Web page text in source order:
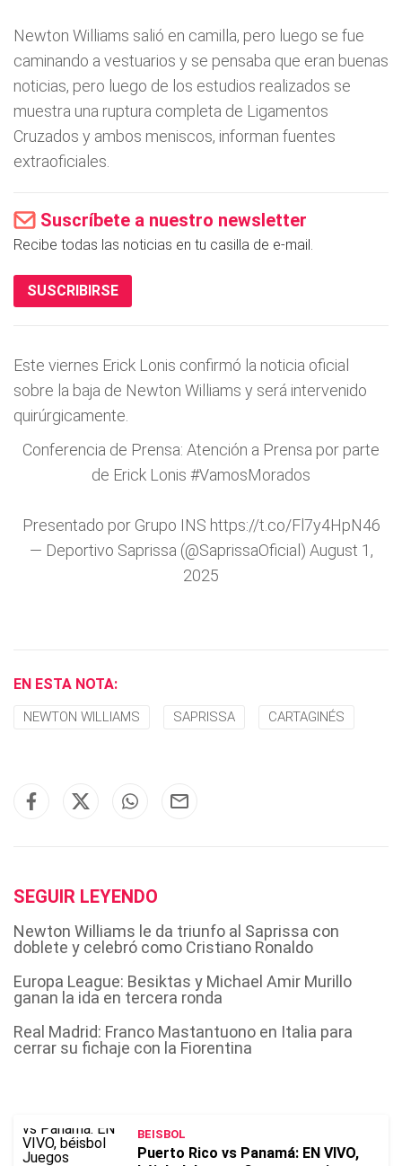
Newton Williams salió en camilla, pero luego se fue
caminando a vestuarios y se pensaba que eran buenas
noticias, pero luego de los estudios realizados se
muestra una ruptura completa de Ligamentos
Cruzados y ambos meniscos, informan fuentes
extraoficiales.
Suscríbete a nuestro newsletter
Recibe todas las noticias en tu casilla de e-mail.
SUSCRIBIRSE
Este viernes Erick Lonis confirmó la noticia oficial
sobre la baja de Newton Williams y será intervenido
quirúrgicamente.
Conferencia de Prensa: Atención a Prensa por parte
de Erick Lonis #VamosMorados
Presentado por Grupo INS https://t.co/Fl7y4HpN46
— Deportivo Saprissa (@SaprissaOficial) August 1,
2025
EN ESTA NOTA:
NEWTON WILLIAMS SAPRISSA CARTAGINÉS
SEGUIR LEYENDO
Newton Williams le da triunfo al Saprissa con
doblete y celebró como Cristiano Ronaldo
Europa League: Besiktas y Michael Amir Murillo
ganan la ida en tercera ronda
Real Madrid: Franco Mastantuono en Italia para
cerrar su fichaje con la Fiorentina
BEISBOL
Puerto Rico vs Panamá: EN VIVO,